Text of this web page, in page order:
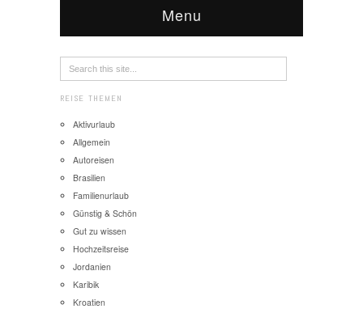
Menu
REISE THEMEN
Aktivurlaub
Allgemein
Autoreisen
Brasilien
Familienurlaub
Günstig & Schön
Gut zu wissen
Hochzeitsreise
Jordanien
Karibik
Kroatien